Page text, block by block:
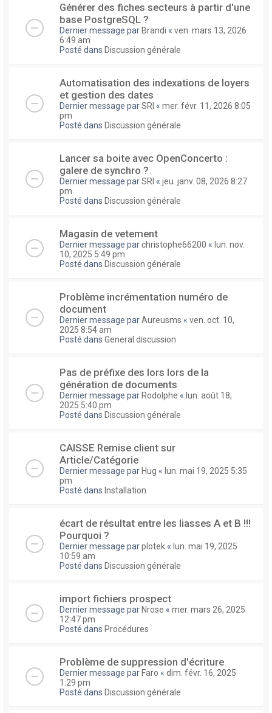
Générer des fiches secteurs à partir d'une
base PostgreSQL ?
Dernier message par Brandi « ven. mars 13, 2026
6:49 am
Posté dans Discussion générale
Automatisation des indexations de loyers
et gestion des dates
Dernier message parSRI « mer. févr. 11, 2026 8:05
pm
Posté dans Discussion générale
Lancer sa boite avec OpenConcerto :
galere de synchro ?
Dernier message parSRI « jeu. janv. 08, 2026 8:27
pm
Posté dans Discussion générale
Magasin de vetement
Dernier message parchristophe66200 « lun. nov.
10, 2025 5:49 pm
Posté dans Discussion générale
Problème incrémentation numéro de
document
Dernier message parAureusms « ven. oct. 10,
2025 8:54 am
Posté dans General discussion
Pas de préfixe des lors lors de la
génération de documents
Dernier message par Rodolphe « lun. août 18,
2025 5:40 pm
Posté dans Discussion générale
CAISSE Remise client sur
Article/Catégorie
Dernier message par Hug « lun. mai 19, 2025 5:35
pm
Posté dans Installation
écart de résultat entre les liasses A et B !!!
Pourquoi ?
Dernier message parplotek « lun. mai 19, 2025
10:59 am
Posté dans Discussion générale
import fichiers prospect
Dernier message par Nrose « mer. mars 26, 2025
12:47 pm
Posté dans Procédures
Problème de suppression d'écriture
Dernier message par Faro « dim. févr. 16, 2025
1:29 pm
Posté dans Discussion générale